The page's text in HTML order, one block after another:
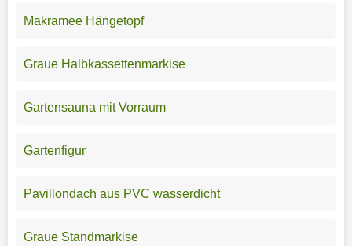
Makramee Hängetopf
Graue Halbkassettenmarkise
Gartensauna mit Vorraum
Gartenfigur
Pavillondach aus PVC wasserdicht
Graue Standmarkise